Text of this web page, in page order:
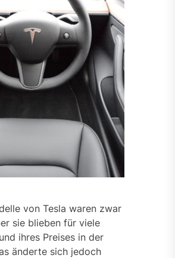
von Tesla waren zwar
sie blieben für viele
ihres Preises in der
änderte sich jedoch